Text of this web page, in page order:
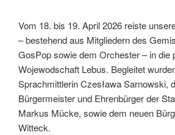
Vom 18. bis 19. April 2026 reiste
– bestehend aus Mitgliedern des
GosPop sowie dem Orchester – in die
Wojewodschaft Lebus. Begleitet
Sprachmittlerin Czesława Sarnowski,
Bürgermeister und Ehrenbürger der
Markus Mücke, sowie dem neuen
Witteck.